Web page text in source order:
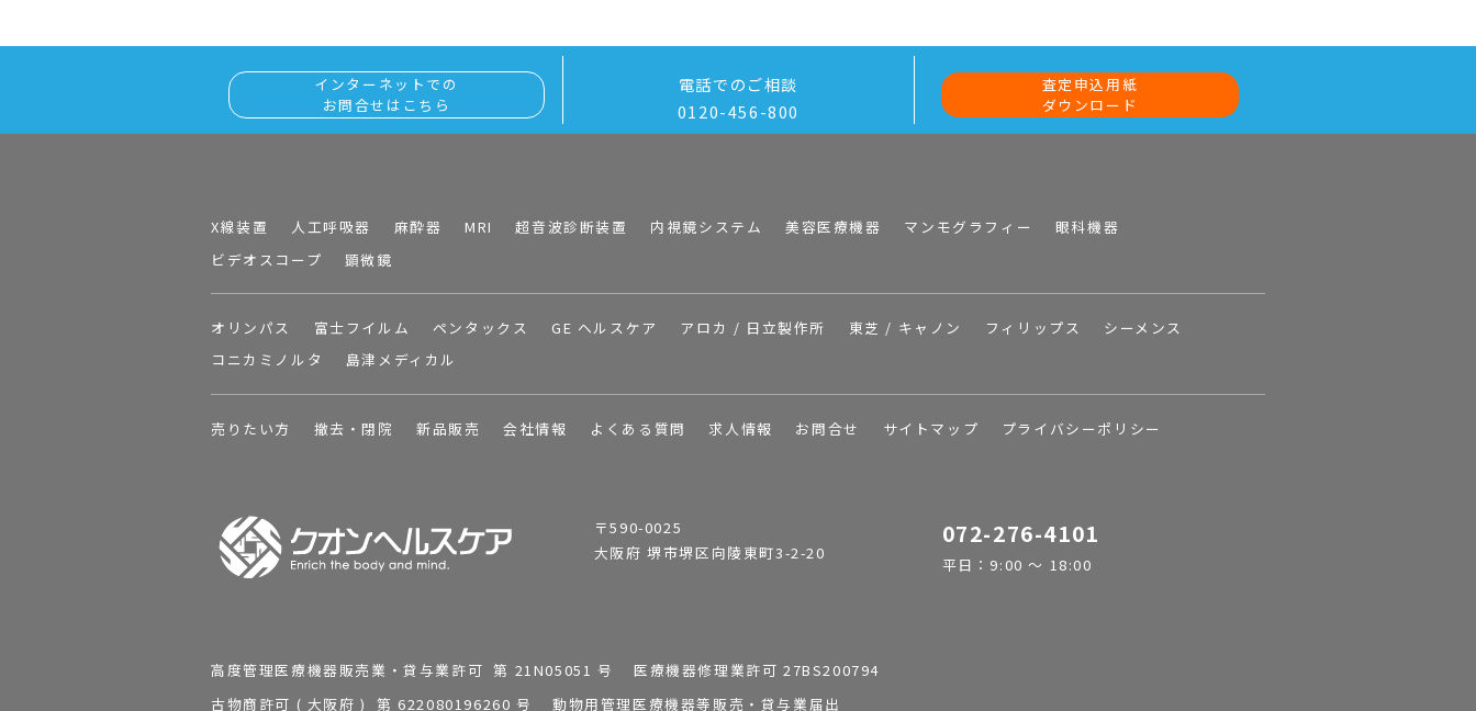
インターネットでの
お問合せはこちら
電話でのご相談
0120-456-800
査定申込用紙
ダウンロード
X線装置 人工呼吸器 麻酔器 MRI 超音波診断装置 内視鏡システム 美容医療機器 マンモグラフィー
眼科機器
ビデオスコープ
顕微鏡
オリンパス 富士フイルム ペンタックス GE ヘルスケア アロカ / 日立製作所 東芝 / キャノン フィリップス
シーメンス
コニカミノルタ
島津メディカル
売りたい方 撤去・閉院 新品販売 会社情報 よくある質問 求人情報 お問合せ サイトマップ プライバシーポリシー
〒590-0025
大阪府 堺市堺区向陵東町3-2-20
072-276-4101
平日：9:00 ～ 18:00
高度管理医療機器販売業・貸与業許可 第 21N05051 号 医療機器修理業許可 27BS200794
古物商許可 ( 大阪府 ) 第 622080196260 号 動物用管理医療機器等販売・貸与業届出